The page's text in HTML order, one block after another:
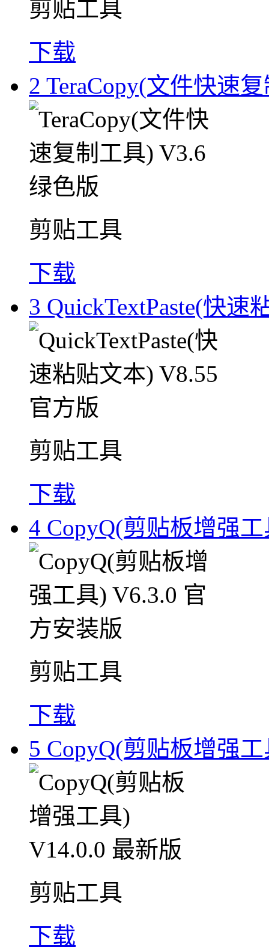
剪贴工具
下载
2 TeraCopy(文件快速
剪贴工具
下载
3 QuickTextPaste(快速
剪贴工具
下载
4 CopyQ(剪贴板增强
剪贴工具
下载
5 CopyQ(剪贴板增强
剪贴工具
下载